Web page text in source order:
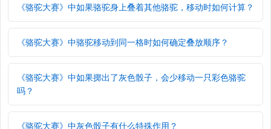
《骆驼大赛》中如果骆驼身上叠着其他骆驼，移动时如何计算？
《骆驼大赛》中骆驼移动到同一格时如何确定叠放顺序？
《骆驼大赛》中如果掷出了灰色骰子，会少移动一只彩色骆驼
吗？
《骆驼大赛》中灰色骰子有什么特殊作用？